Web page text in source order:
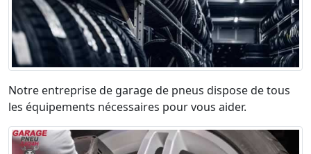
Notre entreprise de garage de pneus dispose de tous
les équipements nécessaires pour vous aider.